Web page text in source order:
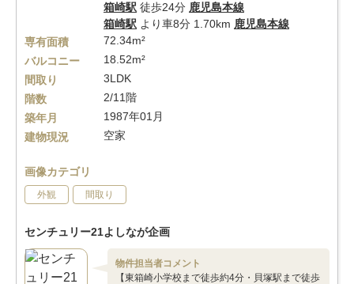
箱崎駅 徒歩24分 鹿児島本線
箱崎駅 より車8分 1.70km 鹿児島本線
専有面積
72.34m²
バルコニー
18.52m²
間取り
3LDK
階数
2/11階
築年月
1987年01月
建物現況
空家
画像カテゴリ
外観 間取り
センチュリー21よしなが企画
物件担当者コメント
【東箱崎小学校まで徒歩約4分・貝塚駅まで徒歩